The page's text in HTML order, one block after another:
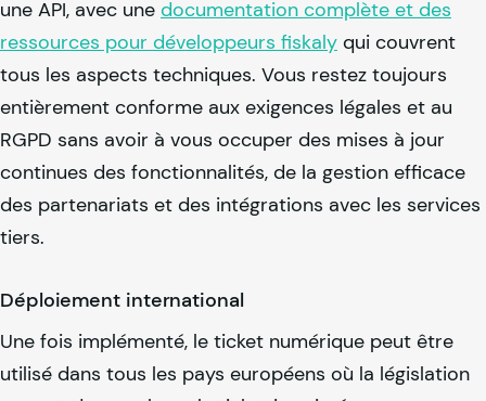
une API, avec une documentation complète et des
ressources pour développeurs fiskaly qui couvrent
tous les aspects techniques. Vous restez toujours
entièrement conforme aux exigences légales et au
RGPD sans avoir à vous occuper des mises à jour
continues des fonctionnalités, de la gestion efficace
des partenariats et des intégrations avec les services
tiers.
Déploiement international
Une fois implémenté, le ticket numérique peut être
utilisé dans tous les pays européens où la législation